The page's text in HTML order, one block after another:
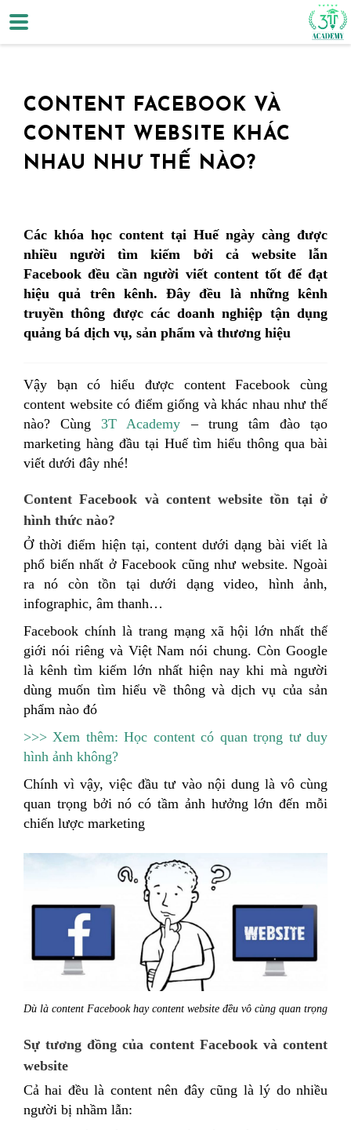
CONTENT FACEBOOK VÀ
CONTENT WEBSITE KHÁC
NHAU NHƯ THẾ NÀO?
Các khóa học content tại Huế ngày càng được
nhiều người tìm kiếm bởi cả website lẫn
Facebook đều cần người viết content tốt để đạt
hiệu quả trên kênh. Đây đều là những kênh
truyền thông được các doanh nghiệp tận dụng
quảng bá dịch vụ, sản phẩm và thương hiệu
Vậy bạn có hiểu được content Facebook cùng
content website có điểm giống và khác nhau như thế
nào? Cùng3T Academy – trung tâm đào tạo
marketing hàng đầu tại Huế tìm hiểu thông qua bài
viết dưới đây nhé!
Content Facebook và content website tồn tại ở
hình thức nào?
Ở thời điểm hiện tại, content dưới dạng bài viết là
phổ biến nhất ở Facebook cũng như website. Ngoài
ra nó còn tồn tại dưới dạng video, hình ảnh,
infographic, âm thanh…
Facebook chính là trang mạng xã hội lớn nhất thế
giới nói riêng và Việt Nam nói chung. Còn Google
là kênh tìm kiếm lớn nhất hiện nay khi mà người
dùng muốn tìm hiểu về thông và dịch vụ của sản
phẩm nào đó
>>> Xem thêm: Học content có quan trọng tư duy
hình ảnh không?
Chính vì vậy, việc đầu tư vào nội dung là vô cùng
quan trọng bởi nó có tầm ảnh hưởng lớn đến mỗi
chiến lược marketing
Dù là content Facebook hay content website đều vô cùng quan trọng
Sự tương đồng của content Facebook và content
website
Cả hai đều là content nên đây cũng là lý do nhiều
người bị nhầm lẫn: